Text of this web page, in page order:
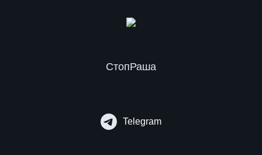
СтопРаша
Telegram